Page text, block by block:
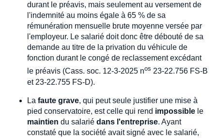
durant le préavis, mais seulement au versement de
l'indemnité au moins égale à 65 % de sa
rémunération mensuelle brute moyenne versée par
l'employeur. Le salarié doit donc être débouté de sa
demande au titre de la privation du véhicule de
fonction durant le congé de reclassement excédant
le préavis (Cass. soc. 12-3-2025 nos 23-22.756 FS-B
et 23-22.755 FS-D).
La faute grave, qui peut seule justifier une mise à
pied conservatoire, est celle qui rend impossible le
maintien du salarié dans l'entreprise. Ayant
constaté que la société avait signé avec le salarié,